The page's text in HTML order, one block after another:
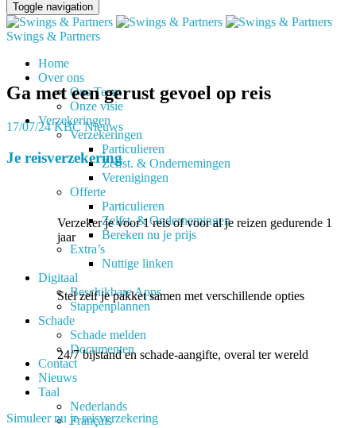
Toggle navigation
Swings & Partners
Home
Over ons
Ons Team
Onze visie
Verzekeringen
Verzekeringen
Particulieren
Zelfst. & Ondernemingen
Verenigingen
Offerte
Particulieren
Zelfst. & Ondernemingen
Bereken nu je prijs
Extra’s
Nuttige linken
Digitaal
Beschikbare Apps
Stappenplannen
Schade
Schade melden
Documenten
Contact
Nieuws
Taal
Nederlands
Français
Ga met een gerust gevoel op reis
17/07/24 KBC Nieuws
Je reisverzekering
Verzeker je voor 1 reis of voor al je reizen gedurende 1
jaar
Stel zelf je pakket samen met verschillende opties
24/7 bijstand en schade-aangifte, overal ter wereld
Simuleer nu je reisverzekering